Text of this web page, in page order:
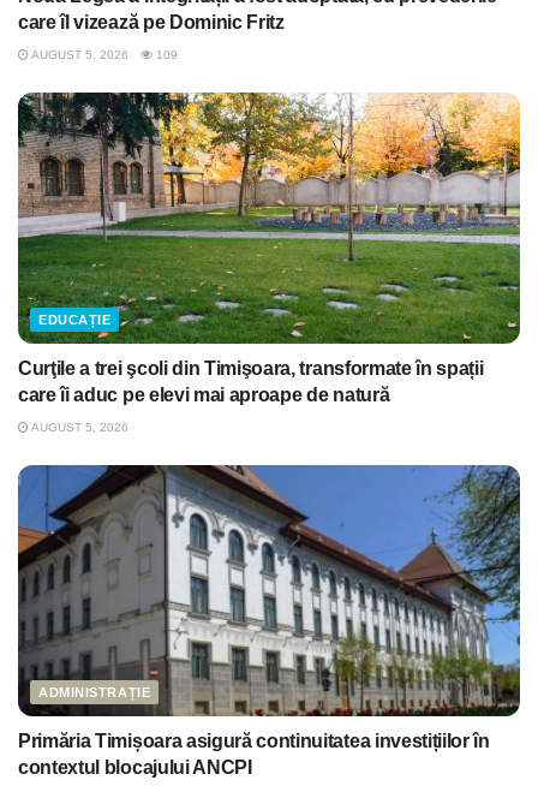
care îl vizează pe Dominic Fritz
AUGUST 5, 2026 109
EDUCAȚIE
Curţile a trei şcoli din Timişoara, transformate în spații
care îi aduc pe elevi mai aproape de natură
AUGUST 5, 2026
ADMINISTRAȚIE
Primăria Timișoara asigură continuitatea investițiilor în
contextul blocajului ANCPI